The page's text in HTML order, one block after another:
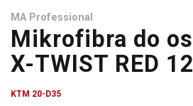
MA Professional
Mikrofibra do
X-TWIST RED
KTM 20-D35